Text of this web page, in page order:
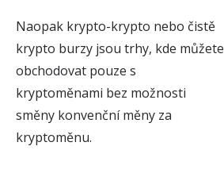
Naopak krypto-krypto nebo čistě
krypto burzy jsou trhy, kde můžete
obchodovat pouze s
kryptoměnami bez možnosti
směny konvenční měny za
kryptoměnu.